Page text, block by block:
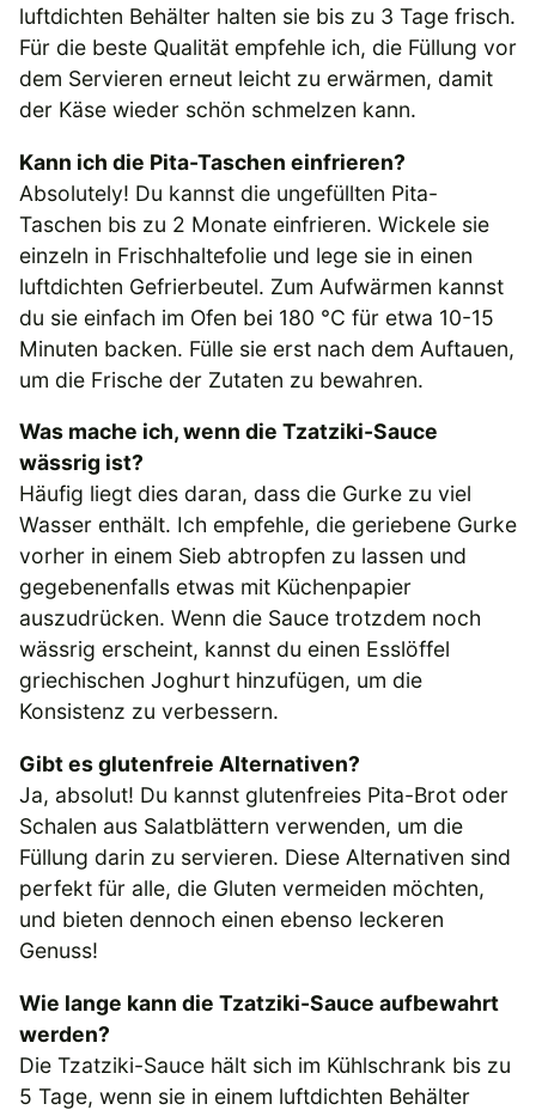
luftdichten Behälter halten sie bis zu 3 Tage frisch.
Für die beste Qualität empfehle ich, die Füllung vor
dem Servieren erneut leicht zu erwärmen, damit
der Käse wieder schön schmelzen kann.
Kann ich die Pita-Taschen einfrieren?
Absolutely! Du kannst die ungefüllten Pita-
Taschen bis zu 2 Monate einfrieren. Wickele sie
einzeln in Frischhaltefolie und lege sie in einen
luftdichten Gefrierbeutel. Zum Aufwärmen kannst
du sie einfach im Ofen bei 180 °C für etwa 10-15
Minuten backen. Fülle sie erst nach dem Auftauen,
um die Frische der Zutaten zu bewahren.
Was mache ich, wenn die Tzatziki-Sauce
wässrig ist?
Häufig liegt dies daran, dass die Gurke zu viel
Wasser enthält. Ich empfehle, die geriebene Gurke
vorher in einem Sieb abtropfen zu lassen und
gegebenenfalls etwas mit Küchenpapier
auszudrücken. Wenn die Sauce trotzdem noch
wässrig erscheint, kannst du einen Esslöffel
griechischen Joghurt hinzufügen, um die
Konsistenz zu verbessern.
Gibt es glutenfreie Alternativen?
Ja, absolut! Du kannst glutenfreies Pita-Brot oder
Schalen aus Salatblättern verwenden, um die
Füllung darin zu servieren. Diese Alternativen sind
perfekt für alle, die Gluten vermeiden möchten,
und bieten dennoch einen ebenso leckeren
Genuss!
Wie lange kann die Tzatziki-Sauce aufbewahrt
werden?
Die Tzatziki-Sauce hält sich im Kühlschrank bis zu
5 Tage, wenn sie in einem luftdichten Behälter